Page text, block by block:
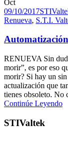
Oct
09/10/2017
Renueva, S.T.I.
RENUEVA Sin
morir”, es por eso
morir? Si hay un
actualización que
tienes obsoleto. No
Continúe Leyendo
STIValtek